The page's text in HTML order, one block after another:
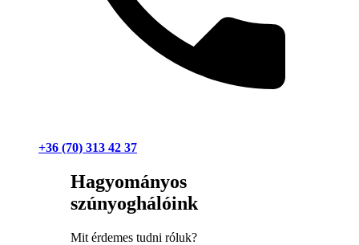
+36 (70) 313 42 37
Hagyományos
szúnyoghálóink
Mit érdemes tudni róluk?